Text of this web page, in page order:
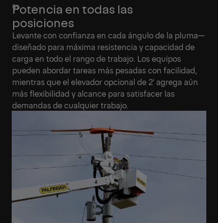
Potencia en todas las
posiciones
Levante con confianza en cada ángulo de la pluma—
diseñado para máxima resistencia y capacidad de
carga en todo el rango de trabajo. Los equipos
pueden abordar tareas más pesadas con facilidad,
mientras que el elevador opcional de 2' agrega aún
más flexibilidad y alcance para satisfacer las
demandas de cualquier trabajo.